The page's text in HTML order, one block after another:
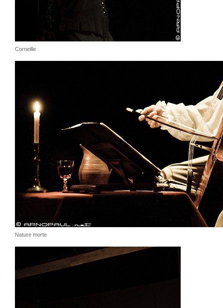
Corneille
Nature morte